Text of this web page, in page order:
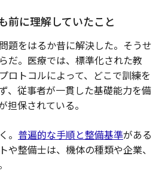
前に理解していたこと
題をはるか昔に解決した。そうせ
だ。医療では、標準化された教
ロトコルによって、どこで訓練を
、従事者が一貫した基礎能力を備
担保されている。
。 普遍的な手順と整備基準がある
や整備士は、機体の種類や企業、